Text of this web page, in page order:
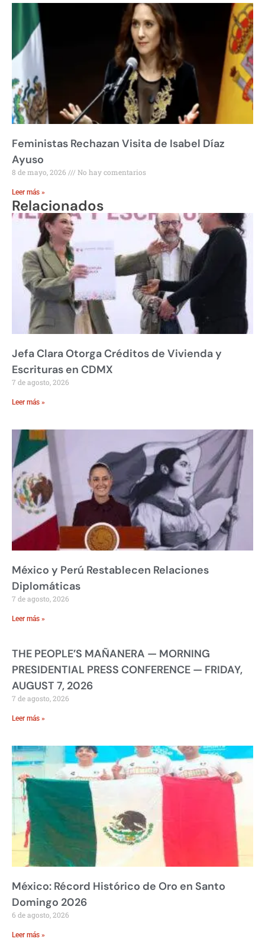
Feministas Rechazan Visita de Isabel Díaz
Ayuso
8 de mayo, 2026 No hay comentarios
Leer más »
Relacionados
Jefa Clara Otorga Créditos de Vivienda y
Escrituras en CDMX
7 de agosto, 2026
Leer más »
México y Perú Restablecen Relaciones
Diplomáticas
7 de agosto, 2026
Leer más »
THE PEOPLE’S MAÑANERA — MORNING
PRESIDENTIAL PRESS CONFERENCE — FRIDAY,
AUGUST 7, 2026
7 de agosto, 2026
Leer más »
México: Récord Histórico de Oro en Santo
Domingo 2026
6 de agosto, 2026
Leer más »